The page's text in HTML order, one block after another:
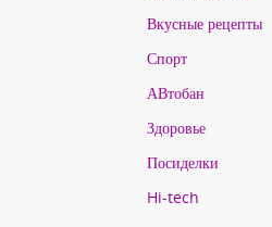
Вкусные рецепты
Спорт
АВтобан
Здоровье
Посиделки
Hi-tech